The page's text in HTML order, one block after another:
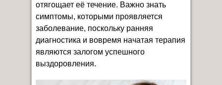
отягощает её течение. Важно знать
симптомы, которыми проявляется
заболевание, поскольку ранняя
диагностика и вовремя начатая терапия
являются залогом успешного
выздоровления.